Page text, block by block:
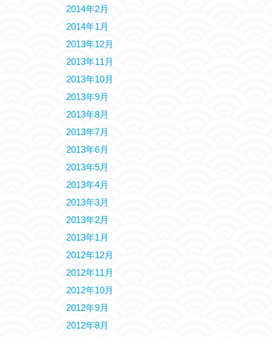
2014年2月
2014年1月
2013年12月
2013年11月
2013年10月
2013年9月
2013年8月
2013年7月
2013年6月
2013年5月
2013年4月
2013年3月
2013年2月
2013年1月
2012年12月
2012年11月
2012年10月
2012年9月
2012年8月